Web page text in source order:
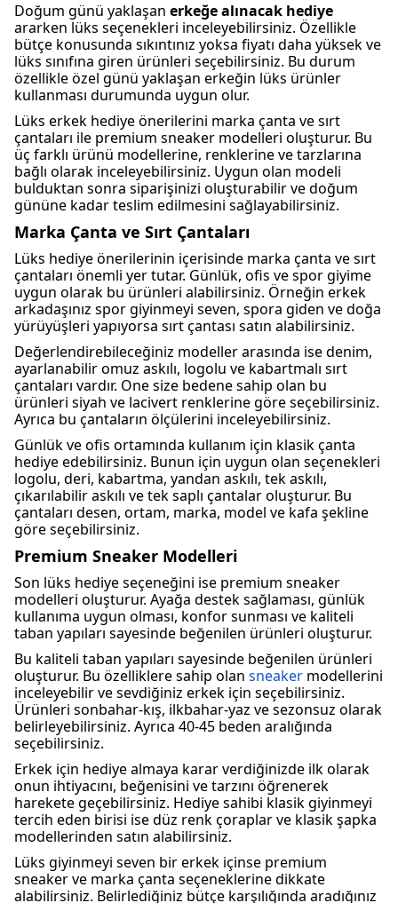
Doğum günü yaklaşan erkeğe alınacak hediye
ararken lüks seçenekleri inceleyebilirsiniz. Özellikle
bütçe konusunda sıkıntınız yoksa fiyatı daha yüksek ve
lüks sınıfına giren ürünleri seçebilirsiniz. Bu durum
özellikle özel günü yaklaşan erkeğin lüks ürünler
kullanması durumunda uygun olur.
Lüks erkek hediye önerilerini marka çanta ve sırt
çantaları ile premium sneaker modelleri oluşturur. Bu
üç farklı ürünü modellerine, renklerine ve tarzlarına
bağlı olarak inceleyebilirsiniz. Uygun olan modeli
bulduktan sonra siparişinizi oluşturabilir ve doğum
gününe kadar teslim edilmesini sağlayabilirsiniz.
Marka Çanta ve Sırt Çantaları
Lüks hediye önerilerinin içerisinde marka çanta ve sırt
çantaları önemli yer tutar. Günlük, ofis ve spor giyime
uygun olarak bu ürünleri alabilirsiniz. Örneğin erkek
arkadaşınız spor giyinmeyi seven, spora giden ve doğa
yürüyüşleri yapıyorsa sırt çantası satın alabilirsiniz.
Değerlendirebileceğiniz modeller arasında ise denim,
ayarlanabilir omuz askılı, logolu ve kabartmalı sırt
çantaları vardır. One size bedene sahip olan bu
ürünleri siyah ve lacivert renklerine göre seçebilirsiniz.
Ayrıca bu çantaların ölçülerini inceleyebilirsiniz.
Günlük ve ofis ortamında kullanım için klasik çanta
hediye edebilirsiniz. Bunun için uygun olan seçenekleri
logolu, deri, kabartma, yandan askılı, tek askılı,
çıkarılabilir askılı ve tek saplı çantalar oluşturur. Bu
çantaları desen, ortam, marka, model ve kafa şekline
göre seçebilirsiniz.
Premium Sneaker Modelleri
Son lüks hediye seçeneğini ise premium sneaker
modelleri oluşturur. Ayağa destek sağlaması, günlük
kullanıma uygun olması, konfor sunması ve kaliteli
taban yapıları sayesinde beğenilen ürünleri oluşturur.
Bu kaliteli taban yapıları sayesinde beğenilen ürünleri
oluşturur. Bu özelliklere sahip olan sneaker modellerini
inceleyebilir ve sevdiğiniz erkek için seçebilirsiniz.
Ürünleri sonbahar-kış, ilkbahar-yaz ve sezonsuz olarak
belirleyebilirsiniz. Ayrıca 40-45 beden aralığında
seçebilirsiniz.
Erkek için hediye almaya karar verdiğinizde ilk olarak
onun ihtiyacını, beğenisini ve tarzını öğrenerek
harekete geçebilirsiniz. Hediye sahibi klasik giyinmeyi
tercih eden birisi ise düz renk çoraplar ve klasik şapka
modellerinden satın alabilirsiniz.
Lüks giyinmeyi seven bir erkek içinse premium
sneaker ve marka çanta seçeneklerine dikkate
alabilirsiniz. Belirlediğiniz bütçe karşılığında aradığınız